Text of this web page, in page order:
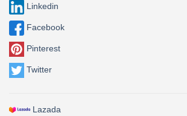
Linkedin
Facebook
Pinterest
Twitter
Lazada